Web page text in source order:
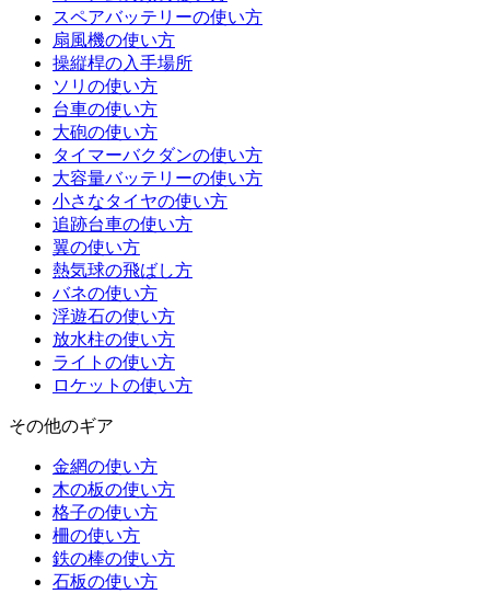
スペアバッテリーの使い方
扇風機の使い方
操縦桿の入手場所
ソリの使い方
台車の使い方
大砲の使い方
タイマーバクダンの使い方
大容量バッテリーの使い方
小さなタイヤの使い方
追跡台車の使い方
翼の使い方
熱気球の飛ばし方
バネの使い方
浮遊石の使い方
放水柱の使い方
ライトの使い方
ロケットの使い方
その他のギア
金網の使い方
木の板の使い方
格子の使い方
柵の使い方
鉄の棒の使い方
石板の使い方